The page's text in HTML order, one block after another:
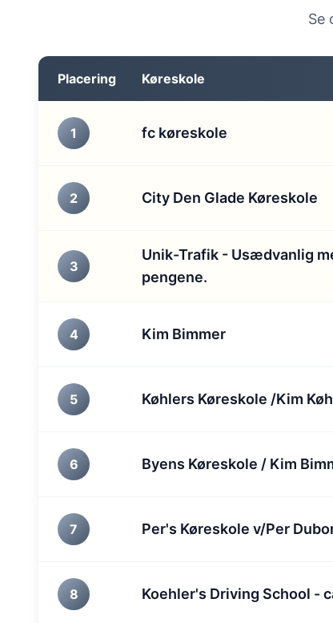
Se
Placering Køreskole
1 fc køreskole
2 City Den Glade Køreskole
3
Unik-Trafik - Usædvanlig
pengene.
4 Kim Bimmer
5 Køhlers Køreskole /Kim
6 Byens Køreskole / Kim
7 Per's Køreskole v/Per
8 Koehler's Driving School -